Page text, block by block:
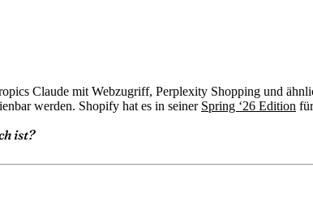
Claude mit Webzugriff, Perplexity Shopping und
werden. Shopify hat es in seiner Spring ‘26 Edition
ist?